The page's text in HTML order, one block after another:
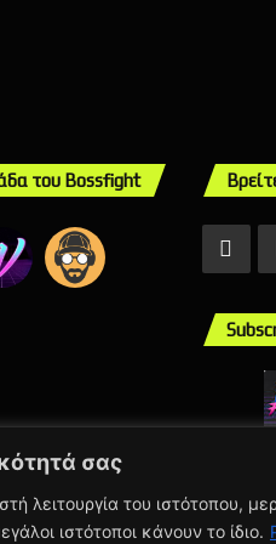
σας
λειτουργία του ιστότοπου,
ιστότοποι κάνουν το ίδιο.
του Bossfight
©